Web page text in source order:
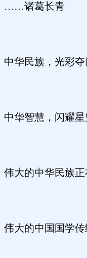
……诸葛长青
中华民族，光彩夺
中华智慧，闪耀星
伟大的中华民族正
伟大的中国国学传